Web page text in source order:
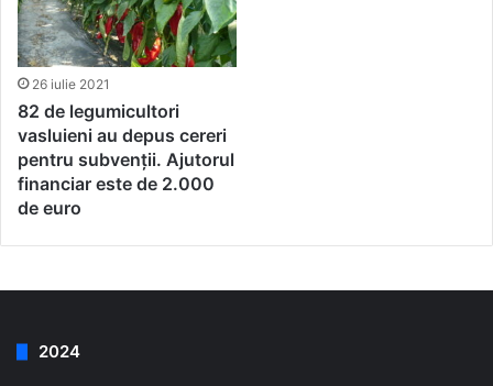
26 iulie 2021
82 de legumicultori
vasluieni au depus cereri
pentru subvenții. Ajutorul
financiar este de 2.000
de euro
2024